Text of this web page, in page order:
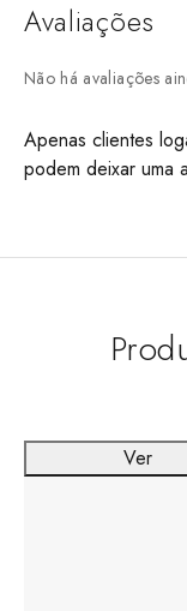
Avaliações
Não há avaliações
Apenas clientes
podem deixar uma
Ver